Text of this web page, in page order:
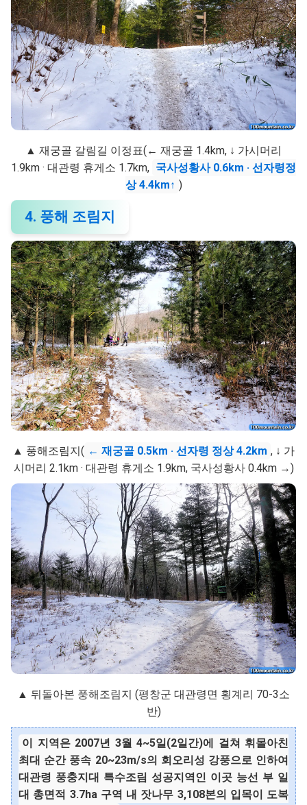
▲ 재궁골 갈림길 이정표(← 재궁골 1.4km, ↓ 가시머리
1.9km · 대관령 휴게소 1.7km, 국사성황사 0.6km · 선자령정
상 4.4km↑ )
4. 풍해 조림지
▲ 풍해조림지( ← 재궁골 0.5km · 선자령 정상 4.2km , ↓ 가
시머리 2.1km · 대관령 휴게소 1.9km, 국사성황사 0.4km →)
▲ 뒤돌아본 풍해조림지 (평창군 대관령면 횡계리 70-3소
반)
이 지역은 2007년 3월 4~5일(2일간)에 걸쳐 휘몰아친
최대 순간 풍속 20~23m/s의 회오리성 강풍으로 인하여
대관령 풍충지대 특수조림 성공지역인 이곳 능선 부 일
대 총면적 3.7ha 구역 내 잣나무 3,108본의 입목이 도복